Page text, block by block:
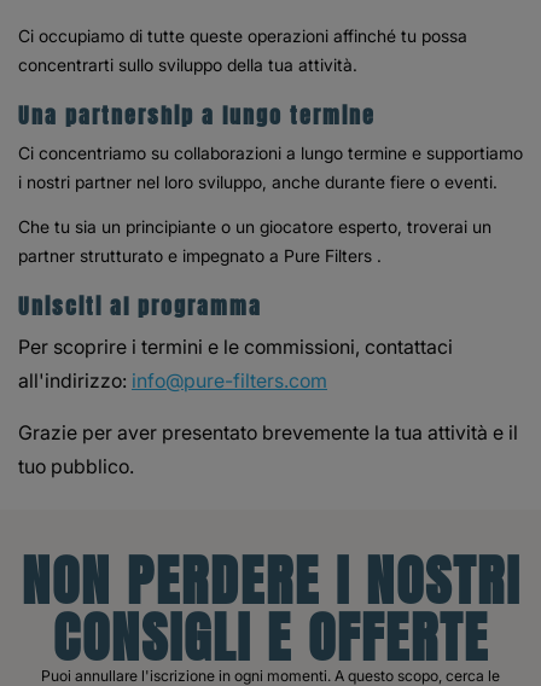
Ci occupiamo di tutte queste operazioni affinché tu possa
concentrarti sullo sviluppo della tua attività.
Una partnership a lungo termine
Ci concentriamo su collaborazioni a lungo termine e supportiamo
i nostri partner nel loro sviluppo, anche durante fiere o eventi.
Che tu sia un principiante o un giocatore esperto, troverai un
partner strutturato e impegnato a Pure Filters .
Unisciti al programma
Per scoprire i termini e le commissioni, contattaci
all'indirizzo: info@pure-filters.com
Grazie per aver presentato brevemente la tua attività e il
tuo pubblico.
NON PERDERE I NOSTRI
CONSIGLI E OFFERTE
Puoi annullare l'iscrizione in ogni momenti. A questo scopo, cerca le